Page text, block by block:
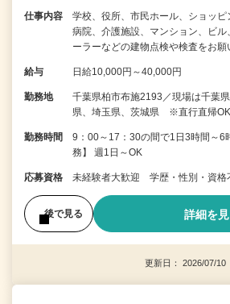
仕事内容
学校、役所、市民ホール、ショッピ
病院、介護施設、マンション、ビル
ーラーなどの建物点検や検査をお願
給与 日給10,000円～40,000円
勤務地
千葉県柏市布施2193／現場は千葉
県、埼玉県、茨城県 ※直行直帰OK
勤務時間
9：00～17：30の間で1日3時間～
務】 週1日～OK
応募資格 未経験者大歓迎 学歴・性別・資
後で見る 詳細を
更新日： 2026/07/